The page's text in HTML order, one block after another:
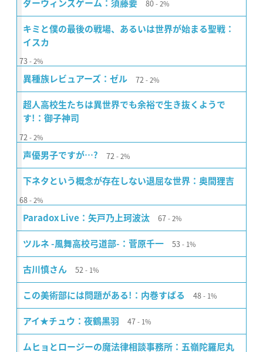
ダーウィンズゲーム：須藤要 80 2%
キミと僕の最後の戦場、あるいは世界が始まる聖戦：
イスカ
73 2%
異種族レビュアーズ：ゼル 72 2%
超人高校生たちは異世界でも余裕で生き抜くようで
す!：御子神司
72 2%
声優男子ですが…? 72 2%
下ネタという概念が存在しない退屈な世界：奥間狸吉
68 2%
Paradox Live：矢戸乃上珂波汰 67 2%
ツルネ -風舞高校弓道部-：菅原千一 53 1%
古川慎さん 52 1%
この美術部には問題がある!：内巻すばる 48 1%
アイ★チュウ：夜鶴黒羽 47 1%
ムヒョとロージーの魔法律相談事務所：五嶺陀羅尼丸